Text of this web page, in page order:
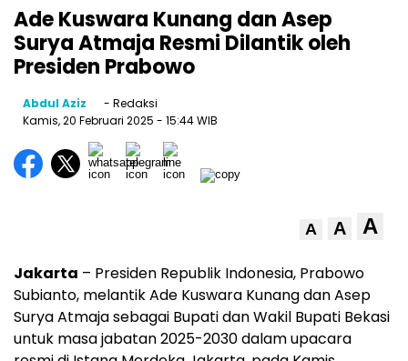
Ade Kuswara Kunang dan Asep
Surya Atmaja Resmi Dilantik oleh
Presiden Prabowo
Abdul Aziz
- Redaksi
Kamis, 20 Februari 2025 - 15:44 WIB
A A A
Jakarta – Presiden Republik Indonesia, Prabowo
Subianto, melantik Ade Kuswara Kunang dan Asep
Surya Atmaja sebagai Bupati dan Wakil Bupati Bekasi
untuk masa jabatan 2025-2030 dalam upacara